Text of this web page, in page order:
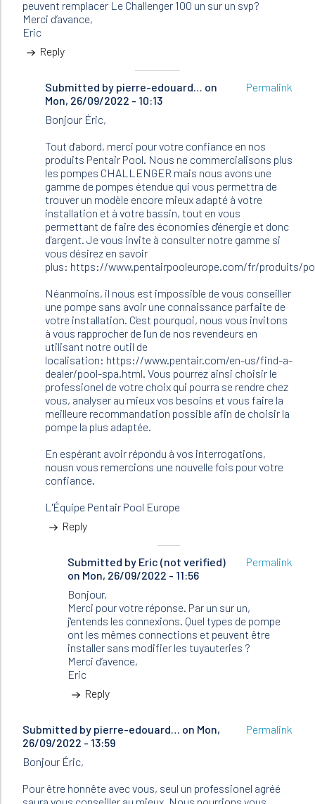
peuvent remplacer Le Challenger 100 un sur un svp?
Merci d’avance,
Eric
Reply
Submitted by pierre-edouard… on
Mon, 26/09/2022 - 10:13
In
reply
to
Bonjour,
Est-
ce
possible
de…
by
Eric
Anno
(not
verified)
Permalink
Bonjour Éric,
Tout d'abord, merci pour votre confiance en nos
produits Pentair Pool. Nous ne commercialisons plus
les pompes CHALLENGER mais nous avons une
gamme de pompes étendue qui vous permettra de
trouver un modèle encore mieux adapté à votre
installation et à votre bassin, tout en vous
permettant de faire des économies d'énergie et donc
d'argent. Je vous invite à consulter notre gamme si
vous désirez en savoir
plus: https://www.pentairpooleurope.com/fr/produits/
Néanmoins, il nous est impossible de vous conseiller
une pompe sans avoir une connaissance parfaite de
votre installation. C'est pourquoi, nous vous invitons
à vous rapprocher de l'un de nos revendeurs en
utilisant notre outil de
localisation: https://www.pentair.com/en-us/find-a-
dealer/pool-spa.html. Vous pourrez ainsi choisir le
professionel de votre choix qui pourra se rendre chez
vous, analyser au mieux vos besoins et vous faire la
meilleure recommandation possible afin de choisir la
pompe la plus adaptée.
En espérant avoir répondu à vos interrogations,
nousn vous remercions une nouvelle fois pour votre
confiance.
L'Équipe Pentair Pool Europe
Reply
Submitted by Eric (not verified)
on Mon, 26/09/2022 - 11:56
In
reply
to
Bonjour
Éric,
Tout
d'abord…
by
pierre-
edouard…
Permalink
Bonjour,
Merci pour votre réponse. Par un sur un,
j'entends les connexions. Quel types de pompe
ont les mêmes connections et peuvent être
installer sans modifier les tuyauteries ?
Merci d’avence,
Eric
Reply
Submitted by pierre-edouard… on Mon,
26/09/2022 - 13:59
Permalink
Bonjour Éric,
Pour être honnête avec vous, seul un professionel agréé